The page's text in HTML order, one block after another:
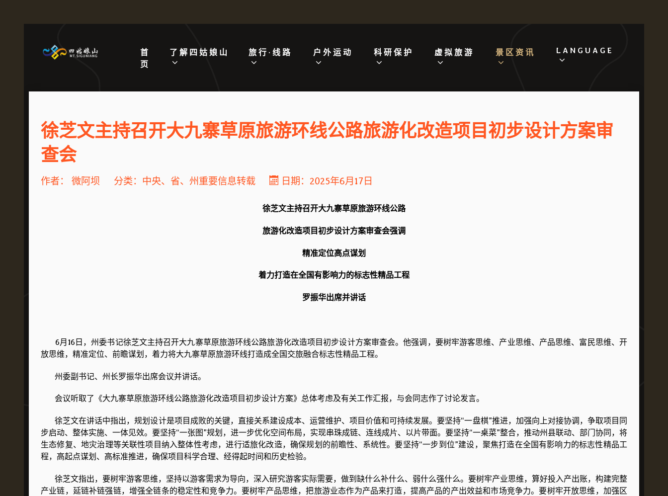
首
页
了解四姑娘山 旅行·线路 户外运动 科研保护 虚拟旅游 景区资讯 LANGUAGE
徐芝文主持召开大九寨草原旅游环线公路旅游化改造项目初步设计方案审
查会
作者： 微阿坝 分类： 中央、省、州重要信息转载 日期：2025年6月17日
徐芝文主持召开大九寨草原旅游环线公路
旅游化改造项目初步设计方案审查会强调
精准定位高点谋划
着力打造在全国有影响力的标志性精品工程
罗振华出席并讲话
6月16日，州委书记徐芝文主持召开大九寨草原旅游环线公路旅游化改造项目初步设计方案审查会。他强调，要树牢游客思维、产业思维、产品思维、富民思维、开
放思维，精准定位、前瞻谋划，着力将大九寨草原旅游环线打造成全国交旅融合标志性精品工程。
州委副书记、州长罗振华出席会议并讲话。
会议听取了《大九寨草原旅游环线公路旅游化改造项目初步设计方案》总体考虑及有关工作汇报，与会同志作了讨论发言。
徐芝文在讲话中指出，规划设计是项目成败的关键，直接关系建设成本、运营维护、项目价值和可持续发展。要坚持“一盘棋”推进，加强向上对接协调，争取项目同
步启动、整体实施、一体见效。要坚持“一张图”规划，进一步优化空间布局，实现串珠成链、连线成片、以片带面。要坚持“一桌菜”整合，推动州县联动、部门协同，将
生态修复、地灾治理等关联性项目纳入整体性考虑，进行适旅化改造，确保规划的前瞻性、系统性。要坚持“一步到位”建设，聚焦打造在全国有影响力的标志性精品工
程，高起点谋划、高标准推进，确保项目科学合理、经得起时间和历史检验。
徐芝文指出，要树牢游客思维，坚持以游客需求为导向，深入研究游客实际需要，做到缺什么补什么、弱什么强什么。要树牢产业思维，算好投入产出账，构建完整
产业链，延链补链强链，增强全链条的稳定性和竞争力。要树牢产品思维，把旅游业态作为产品来打造，提高产品的产出效益和市场竞争力。要树牢开放思维，加强区